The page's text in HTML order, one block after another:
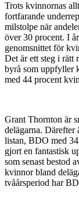
Trots kvinnornas
fortfarande
milstolpe när
över 30 procent. I
genomsnittet för
Det är ett steg i rätt
byrå som uppfyller
med 44 procent
Grant Thornton är
delägarna. Därefter
listan, BDO med
gjort en fantastisk
som senast bestod
kvinnor bland
tvåårsperiod har